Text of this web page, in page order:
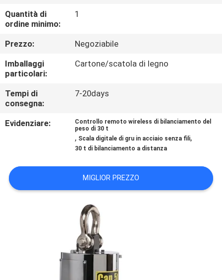
VISITA
DELLA
FABBRICA
CONTROLLO
DELLA
QUALITÀ
CASI
PREVENTIVO
Quantità di
ordine minimo:
1
Prezzo:
Negoziabile
Imballaggi
particolari:
Cartone/scatola di legno
Tempi di
consegna:
7-20days
Evidenziare:
Controllo remoto wireless di bilanciamento del
peso di 30 t
, Scala digitale di gru in acciaio senza fili,
30 t di bilanciamento a distanza
MIGLIOR PREZZO